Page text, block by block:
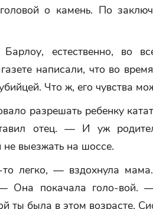
о камень. По
естественно, во
написали, что во
Что ж, его чувства
разрешать ребенку
отец. — И уж
не выезжать на шоссе.
легко, — вздохнула
Она покачала голо-вой.
ты была в этом возрасте,